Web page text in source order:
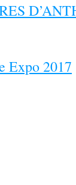
Expo 2017